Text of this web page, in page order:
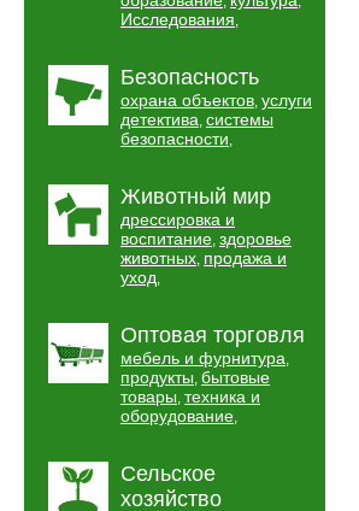
Исследования,
Безопасность
охрана объектов, услуги
детектива, системы
безопасности,
Животный мир
дрессировка и
воспитание, здоровье
животных, продажа и
уход,
Оптовая торговля
мебель и фурнитура,
продукты, бытовые
товары, техника и
оборудование,
Сельское
хозяйство